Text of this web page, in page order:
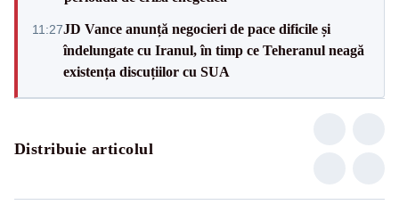
11:27JD Vance anunță negocieri de pace dificile și
îndelungate cu Iranul, în timp ce Teheranul neagă
existența discuțiilor cu SUA
Distribuie articolul